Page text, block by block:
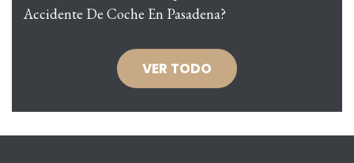
Accidente De Coche En Pasadena?
VER TODO